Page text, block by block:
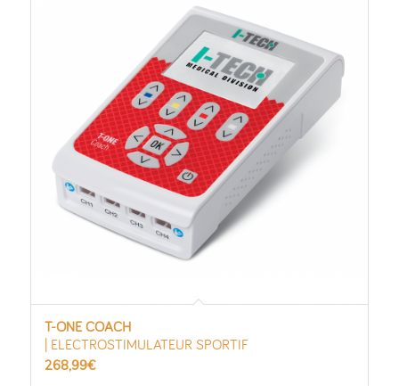
T-ONE COACH
| ELECTROSTIMULATEUR SPORTIF
268,99€